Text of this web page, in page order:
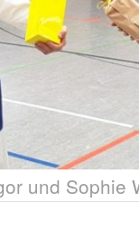
und Sophie